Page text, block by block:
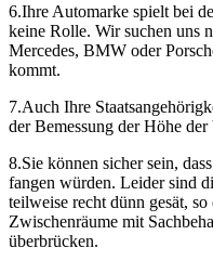
6.Ihre Automarke spielt bei
keine Rolle. Wir suchen uns
Mercedes, BMW oder
kommt.
7.Auch Ihre
der Bemessung der Höhe
8.Sie können sicher sein,
fangen würden. Leider sind
teilweise recht dünn gesät,
Zwischenräume mit
überbrücken.